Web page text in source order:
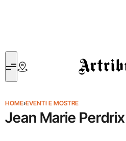
Artribune
HOME›EVENTI E MOSTRE
Jean Marie Perdrix